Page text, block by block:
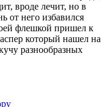
вроде лечит, но в
от него избавился
флешкой пришел к
который нашел на
разнообразных